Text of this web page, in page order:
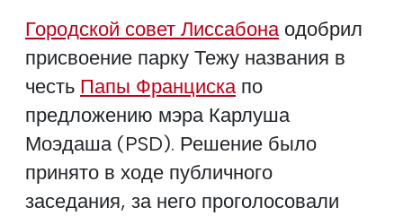
Городской совет Лиссабона одобрил
присвоение парку Тежу названия в
честь Папы Франциска по
предложению мэра Карлуша
Моэдаша (PSD). Решение было
принято в ходе публичного
заседания, за него проголосовали